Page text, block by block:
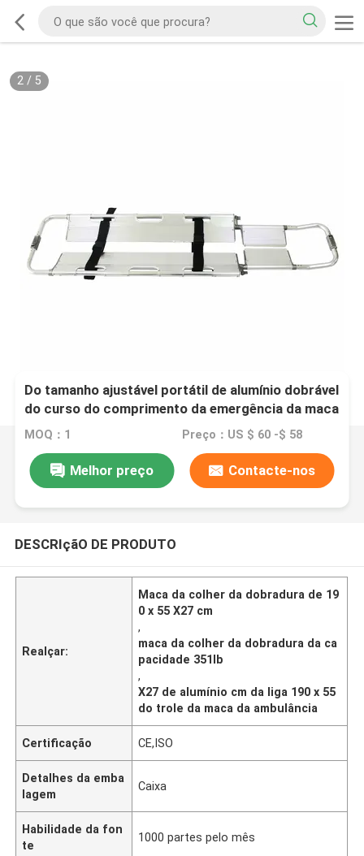
2/ 5
Do tamanho ajustável portátil de alumínio dobrável
do curso do comprimento da emergência da maca
da colher de 75in maca paciente do transporte
MOQ：1 Preço：US $ 60 -$ 58
Melhor preço Contacte-nos
DESCRIçãO DE PRODUTO
Realçar:
Maca da colher da dobradura de 19
0 x 55 X27 cm
,
maca da colher da dobradura da ca
pacidade 351lb
,
X27 de alumínio cm da liga 190 x 55
do trole da maca da ambulância
Certificação CE,ISO
Detalhes da emba
lagem
Caixa
Habilidade da fon
te
1000 partes pelo mês